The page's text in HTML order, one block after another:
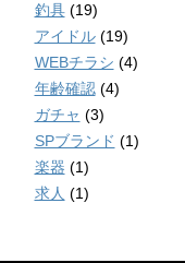
釣具(19)
アイドル(19)
WEBチラシ (4)
年齢確認(4)
ガチャ (3)
SPブランド (1)
楽器 (1)
求人 (1)